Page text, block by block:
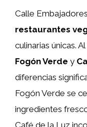
Calle
restaurantes
culinarias únicas.
Fogón Verde y
diferencias
Fogón Verde se
ingredientes
Café de la Luz